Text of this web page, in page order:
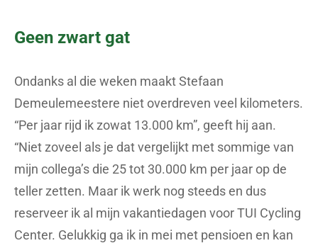
Geen zwart gat
Ondanks al die weken maakt Stefaan
Demeulemeestere niet overdreven veel kilometers.
“Per jaar rijd ik zowat 13.000 km”, geeft hij aan.
“Niet zoveel als je dat vergelijkt met sommige van
mijn collega’s die 25 tot 30.000 km per jaar op de
teller zetten. Maar ik werk nog steeds en dus
reserveer ik al mijn vakantiedagen voor TUI Cycling
Center. Gelukkig ga ik in mei met pensioen en kan